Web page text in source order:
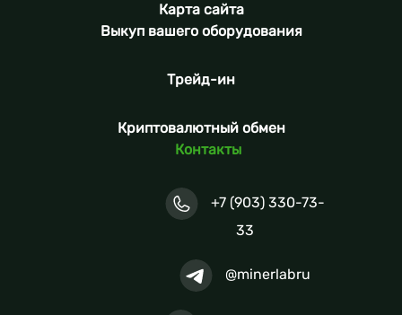
Карта сайта
Выкуп вашего оборудования
Трейд-ин
Криптовалютный обмен
Контакты
+7 (903) 330-73-
33
@minerlabru